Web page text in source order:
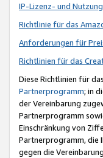
IP-Lizenz- und
Richtlinie für das
Anforderungen für
Richtlinien für das
Diese Richtlinien für
Partnerprogramm; in
der Vereinbarung
Partnerprogramm
Einschränkung von
Partnerprogramm, die
gegen die